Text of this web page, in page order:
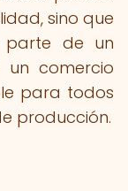
sino que
parte de un
un comercio
para todos
producción.